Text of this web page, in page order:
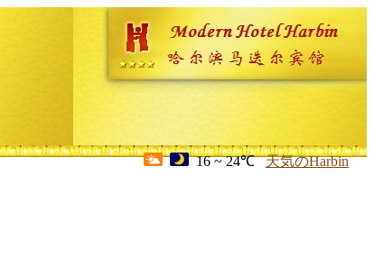
16 ~ 24℃ 天気のHarbin